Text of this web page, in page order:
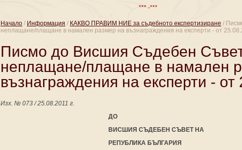
Начало / Информация / КАКВО ПРАВИМ НИЕ за съдебното експертизиране /
неплащане/плащане в намален размер на възнаграждения на експерти - от
Писмо до Висшия Съдебен
неплащане/плащане в намален
възнаграждения на експерти - от
Изх. № 073 / 25.08.2011 г.
ДО
ВИСШИЯ СЪДЕБЕН СЪВЕТ НА
РЕПУБЛИКА БЪЛГАРИЯ